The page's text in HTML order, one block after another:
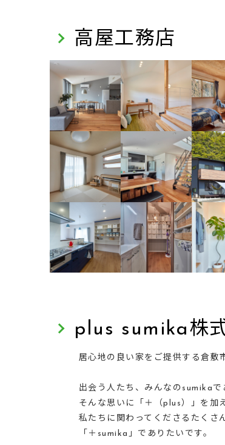
高屋工務店
plus sumika株
居心地の良い家をご提供する倉敷
出会う人たち、みんなのsumikaで
そんな思いに「＋（plus）」を加
私たちに関わってくださるたくさ
「＋sumika」でありたいです。